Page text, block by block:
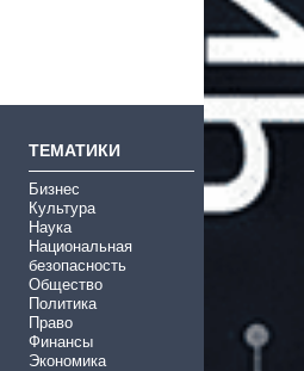
ТЕМАТИКИ
Бизнес
Культура
Наука
Национальная
безопасность
Общество
Политика
Право
Финансы
Экономика